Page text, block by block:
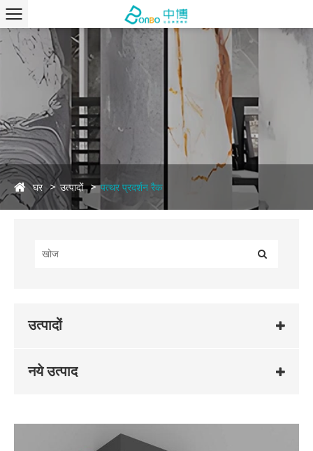
घर उत्पादों पत्थर प्रदर्शन रैक
उत्पादों
नये उत्पाद